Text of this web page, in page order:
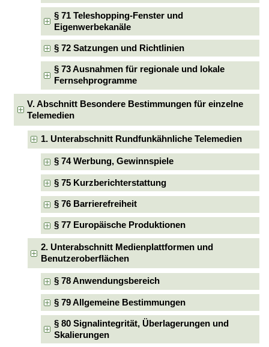
§ 71 Teleshopping-Fenster und
Eigenwerbekanäle
§ 72 Satzungen und Richtlinien
§ 73 Ausnahmen für regionale und lokale
Fernsehprogramme
V. Abschnitt Besondere Bestimmungen für einzelne
Telemedien
1. Unterabschnitt Rundfunkähnliche Telemedien
§ 74 Werbung, Gewinnspiele
§ 75 Kurzberichterstattung
§ 76 Barrierefreiheit
§ 77 Europäische Produktionen
2. Unterabschnitt Medienplattformen und
Benutzeroberflächen
§ 78 Anwendungsbereich
§ 79 Allgemeine Bestimmungen
§ 80 Signalintegrität, Überlagerungen und
Skalierungen